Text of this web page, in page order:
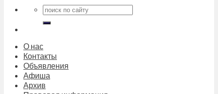
О нас
Контакты
Объявления
Афиша
Архив